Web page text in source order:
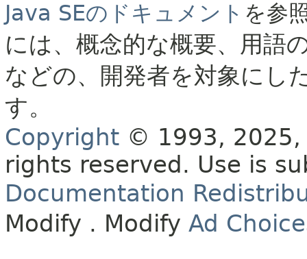
Java SEのドキュメント を参
には、概念的な概要、用語
などの、開発者を対象にし
す。
Copyright © 1993,
rights reserved. Use is
Documentation
Modify . Modify Ad